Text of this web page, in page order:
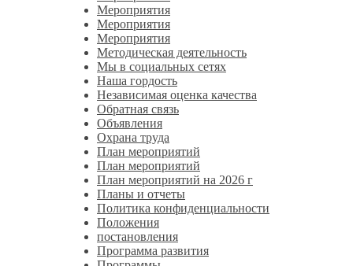
Мероприятия
Мероприятия
Мероприятия
Методическая деятельность
Мы в социальных сетях
Наша гордость
Независимая оценка качества
Обратная связь
Объявления
Охрана труда
План мероприятий
План мероприятий
План мероприятий на 2026 г
Планы и отчеты
Политика конфиденциальности
Положения
постановления
Программа развития